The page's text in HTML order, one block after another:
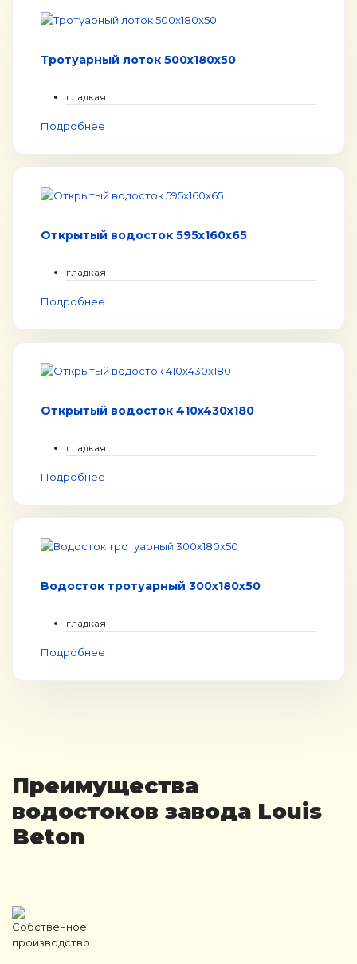
Тротуарный лоток 500x180x50
гладкая
Подробнее
Открытый водосток 595x160x65
гладкая
Подробнее
Открытый водосток 410x430x180
гладкая
Подробнее
Водосток тротуарный 300х180х50
гладкая
Подробнее
Преимущества
водостоков завода Louis
Beton